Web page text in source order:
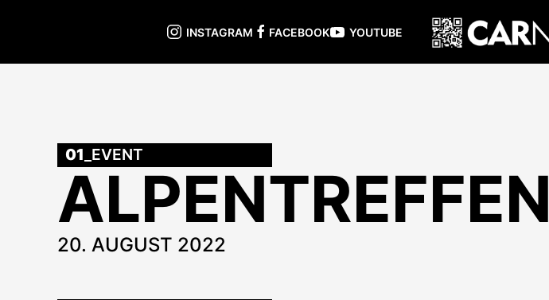
INSTAGRAM FACEBOOK YOUTUBE
01 _EVENT
ALPENTREFFEN
20. AUGUST 2022